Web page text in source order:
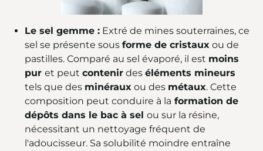
Le sel gemme : Extré de mines souterraines, ce
sel se présente sousforme de cristaux ou de
pastilles. Comparé au sel évaporé, il est moins
puret peutcontenir deséléments mineurs
tels que des minéraux ou des métaux. Cette
composition peut conduire à la formation de
dépôts dans le bac à selou sur la résine,
nécessitant un nettoyage fréquent de
l'adoucisseur. Sa solubilité moindre entraîne